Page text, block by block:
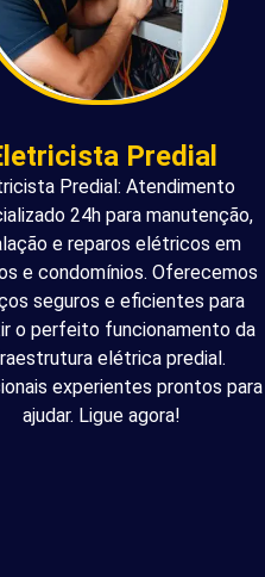
Predial
Predial: Atendimento
24h para manutenção,
e reparos elétricos em
e condomínios. Oferecemos
seguros e eficientes para
o perfeito funcionamento da
elétrica predial.
experientes prontos para
ajudar. Ligue agora!